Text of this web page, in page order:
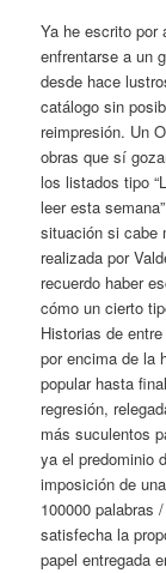
Ya he escrito por
enfrentarse a un
desde hace
catálogo sin
reimpresión. Un
obras que sí
los listados tipo
leer esta
situación si cabe
realizada por
recuerdo haber
cómo un cierto
Historias de
por encima de la
popular hasta
regresión,
más suculentos
ya el predominio
imposición de
100000 palabras
satisfecha la
papel entregada